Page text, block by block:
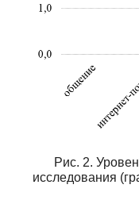
Рис. 2.
исследования